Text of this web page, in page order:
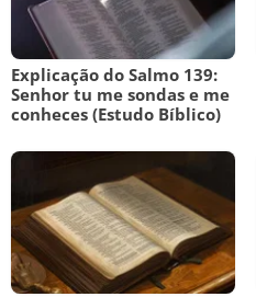
Explicação do Salmo 139:
Senhor tu me sondas e me
conheces (Estudo Bíblico)